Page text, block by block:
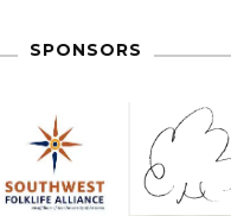
SPONSORS